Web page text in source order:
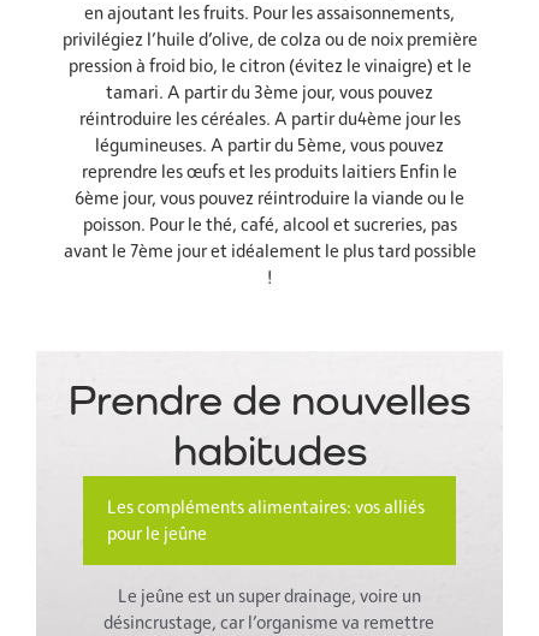
en ajoutant les fruits. Pour les assaisonnements,
privilégiez l’huile d’olive, de colza ou de noix première
pression à froid bio, le citron (évitez le vinaigre) et le
tamari. A partir du 3ème jour, vous pouvez
réintroduire les céréales. A partir du4ème jour les
légumineuses. A partir du 5ème, vous pouvez
reprendre les œufs et les produits laitiers Enfin le
6ème jour, vous pouvez réintroduire la viande ou le
poisson. Pour le thé, café, alcool et sucreries, pas
avant le 7ème jour et idéalement le plus tard possible
!
Prendre de nouvelles
habitudes
Les compléments alimentaires: vos alliés
pour le jeûne
Le jeûne est un super drainage, voire un
désincrustage, car l’organisme va remettre